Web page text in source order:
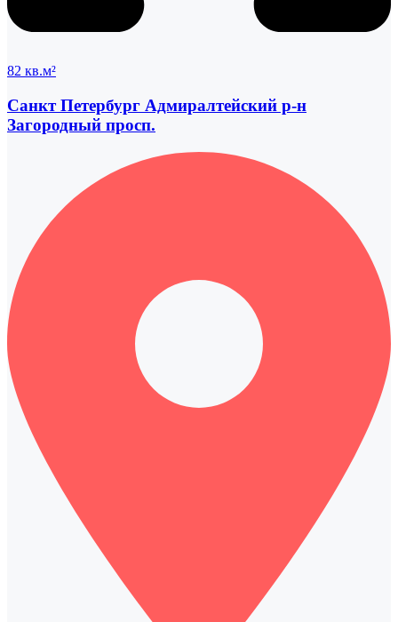
82 кв.м²
Санкт Петербург Адмиралтейский р-н
Загородный просп.